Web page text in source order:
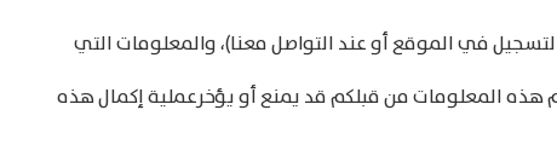
في الموقع أو عند التواصل معنا)، والمعلومات التي
المعلومات من قبلكم قد يمنع أو يؤخرعملية إكمال هذه